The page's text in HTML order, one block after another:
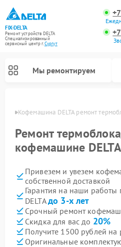
FIX-DELTA
Ремонт устройств DELTA
Специализированный
cервисный центр г.Сургут
Мы ремонтируем
Кофемашина DELTA ремонт
Ремонт
кофемашине DELTA
Привезем и увезем
собственной доставкой
Гарантия на наши
DELTAдо 3-х лет
Срочный ремонт
Скидка для вас до 20%
Получите 1500 рублей на
Оригинальные